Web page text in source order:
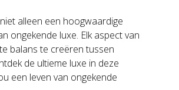
alleen een hoogwaardige
ongekende luxe. Elk aspect van
balans te creëren tussen
de ultieme luxe in deze
een leven van ongekende